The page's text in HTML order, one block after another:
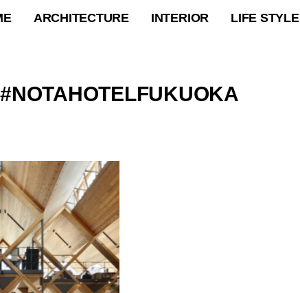
ARCHITECTURE INTERIOR LIFE STYLE
NOTAHOTELFUKUOKA